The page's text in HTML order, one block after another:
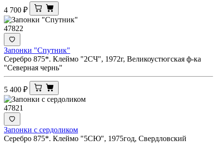
4 700 ₽
47822
Запонки "Спутник"
Серебро 875*. Клеймо "2СЧ", 1972г, Великоустюгская ф-ка
"Северная чернь"
5 400 ₽
47821
Запонки с сердоликом
Серебро 875*. Клеймо "5СЮ", 1975год, Свердловский